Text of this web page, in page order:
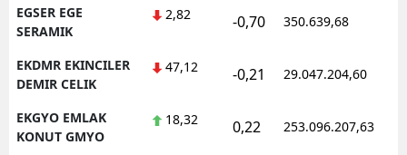
EGSER EGE
SERAMIK
2,82 -0,70 350.639,68
EKDMR EKINCILER
DEMIR CELIK
47,12 -0,21 29.047.204,60
EKGYO EMLAK
KONUT GMYO
18,32 0,22 253.096.207,63